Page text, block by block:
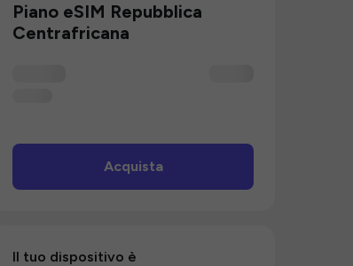
Piano eSIM Repubblica
Centrafricana
Acquista
Il tuo dispositivo è